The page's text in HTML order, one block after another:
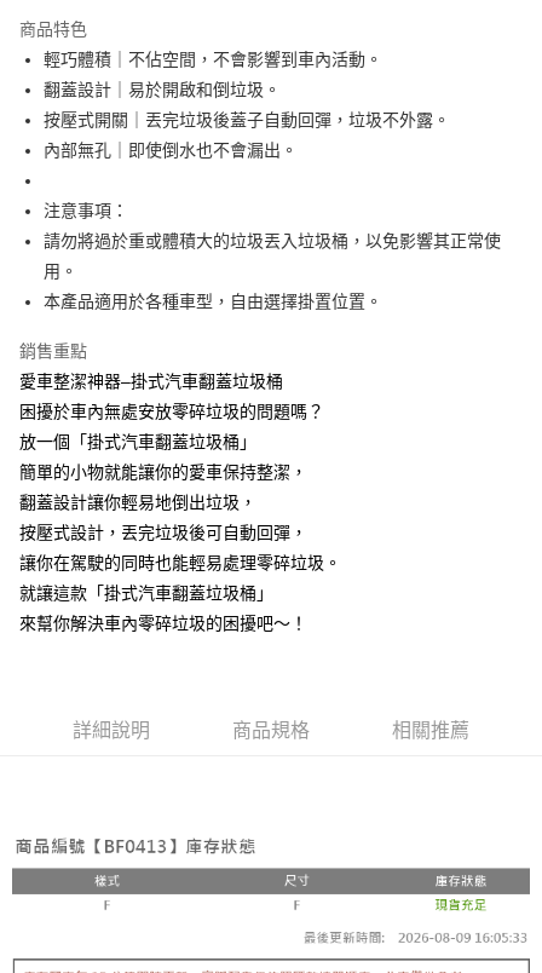
Apple Pay
街口支付
悠遊付
AFTEE先享後付
相關說明
【關於「AFTEE先享後付」】
AFTEE先享後付是「在收到商品之後才付款」的支付方式。 讓您購物簡單
１．簡單：不需註冊會員、不需綁卡、不需儲值。
３．安心：先確認商品／服務後，再付款。
１．於結帳方式選擇「AFTEE先享後付」後，將跳轉至「AFTEE先享後付」
結帳頁面，進行簡訊認證並確認金額後，即可完成結帳。
２．訂單成立數日內，您將收到繳費通知簡訊。
３．收到繳費通知簡訊後14天內，點擊此簡訊中的連結，可透過四大超商／
ATM／網路銀行／等多元方式進行付款，方視為交易完成。
※ 請注意：結帳手續完成當下不需立刻繳費，但若您需要取消訂單，請聯絡
後付繳納相關費用。
※ 交易是否成功請以「AFTEE先享後付 」之結帳頁面顯示為準，若有關於
是否繳費成功／繳費後需取消欲退款等相關疑問，請聯繫「AFTEE先享後付
客戶支援中心」 https://netprotections.freshdesk.com/support/home
易，需依本服務之必要範圍內提供個人資料，並將交易相關給付款項請求債
任。
４．使用「AFTEE先享後付」時，將依據個別帳號之用戶狀況，依本公司即
時審查核予不同之上限額度；若仍有額度不足之情形，本公司將視審查結果
５．嚴禁一人註冊多個帳號或使用他人資訊註冊。若發現惡意使用之情形，
恩沛科技股份有限公司將有權停止該用戶之使用額度並採取法律行動。
ATM付款
全家取貨付款
每筆NT$60，滿NT$499(含以上)免運費
7-11取貨付款
每筆NT$60，滿NT$499(含以上)免運費
7-11取貨(快速到店)
宅配
每筆NT$100，滿NT$799(含以上)免運費
商品特色
輕巧體積｜不佔空間，不會影響到車內活動。
翻蓋設計｜易於開啟和倒垃圾。
按壓式開關｜丟完垃圾後蓋子自動回彈，垃圾不外露。
內部無孔｜即使倒水也不會漏出。
注意事項：
請勿將過於重或體積大的垃圾丟入垃圾桶，以免影響其正常使
用。
本產品適用於各種車型，自由選擇掛置位置。
銷售重點
愛車整潔神器–掛式汽車翻蓋垃圾桶
困擾於車內無處安放零碎垃圾的問題嗎？
放一個「掛式汽車翻蓋垃圾桶」
簡單的小物就能讓你的愛車保持整潔，
翻蓋設計讓你輕易地倒出垃圾，
按壓式設計，丟完垃圾後可自動回彈，
讓你在駕駛的同時也能輕易處理零碎垃圾。
就讓這款「掛式汽車翻蓋垃圾桶」
來幫你解決車內零碎垃圾的困擾吧～！
詳細說明 商品規格 相關推薦